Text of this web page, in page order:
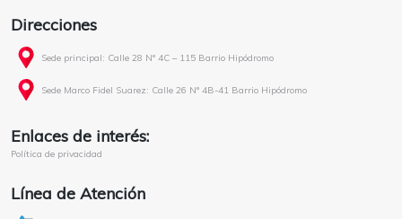
Direcciones
Sede principal: Calle 28 N° 4C – 115 Barrio Hipódromo
Sede Marco Fidel Suarez: Calle 26 N° 4B-41 Barrio Hipódromo
Enlaces de interés:
Política de privacidad
Línea de Atención